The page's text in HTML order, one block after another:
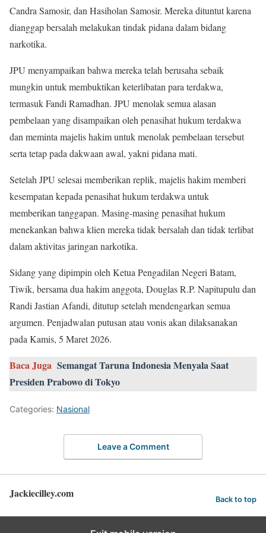
Candra Samosir, dan Hasiholan Samosir. Mereka dituntut karena
dianggap bersalah melakukan tindak pidana dalam bidang
narkotika.
JPU menyampaikan bahwa mereka telah berusaha sebaik
mungkin untuk membuktikan keterlibatan para terdakwa,
termasuk Fandi Ramadhan. JPU menolak semua alasan
pembelaan yang disampaikan oleh penasihat hukum terdakwa
dan meminta majelis hakim untuk menolak pembelaan tersebut
serta tetap pada dakwaan awal, yakni pidana mati.
Setelah JPU selesai memberikan replik, majelis hakim memberi
kesempatan kepada penasihat hukum terdakwa untuk
memberikan tanggapan. Masing-masing penasihat hukum
menekankan bahwa klien mereka tidak bersalah dan tidak terlibat
dalam aktivitas jaringan narkotika.
Sidang yang dipimpin oleh Ketua Pengadilan Negeri Batam,
Tiwik, bersama dua hakim anggota, Douglas R.P. Napitupulu dan
Randi Jastian Afandi, ditutup setelah mendengarkan semua
argumen. Penjadwalan putusan atau vonis akan dilaksanakan
pada Kamis, 5 Maret 2026.
Baca Juga Semangat Taruna Indonesia Menyala Saat
Presiden Prabowo di Tokyo
Categories: Nasional
Leave a Comment
Jackiecilley.com Back to top